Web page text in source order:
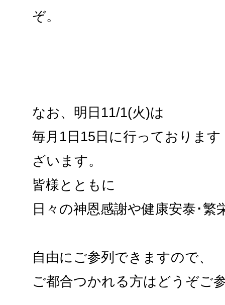
ぞ。
なお、明日11/1(火)は
毎月1日15日に行っておりま
ざいます。
皆様とともに
日々の神恩感謝や健康安泰･繁
自由にご参列できますので、
ご都合つかれる方はどうぞご